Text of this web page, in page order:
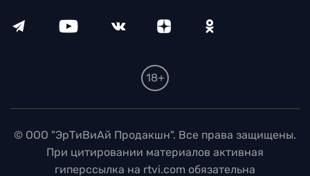
18+
© ООО "ЭрТиВиАй Продакшн". Все права защищены.
При цитировании материалов активная
гиперссылка на rtvi.com обязательна